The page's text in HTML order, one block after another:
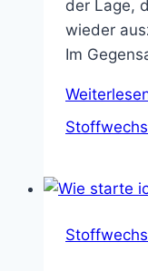
der Lage,
wieder
Im